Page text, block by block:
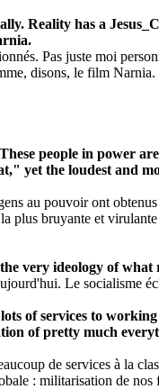
Reality has a
Pas juste moi
disons, le film Narnia.
people in power
yet the loudest and
au pouvoir ont
plus bruyante et
very ideology of what
Le socialisme
of services to
of pretty much
de services à la
: militarisation de